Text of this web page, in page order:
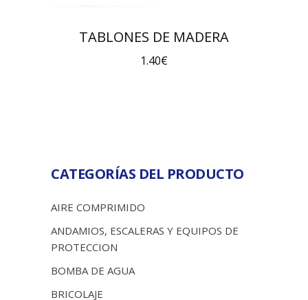
TABLONES DE MADERA
1.40€
CATEGORÍAS DEL PRODUCTO
AIRE COMPRIMIDO
ANDAMIOS, ESCALERAS Y EQUIPOS DE
PROTECCION
BOMBA DE AGUA
BRICOLAJE